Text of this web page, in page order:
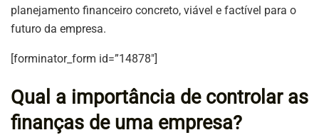
planejamento financeiro concreto, viável e factível para o
futuro da empresa.
[forminator_form id=”14878″]
Qual a importância de controlar as
finanças de uma empresa?